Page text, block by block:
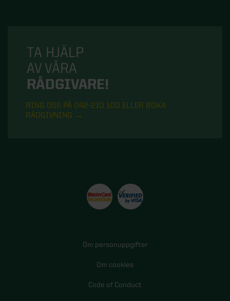
TA HJÄLP
AV VÅRA
RÅDGIVARE!
RING OSS PÅ 042-210 100 ELLER BOKA
RÅDGIVNING
Om personuppgifter
Om cookies
Code of Conduct